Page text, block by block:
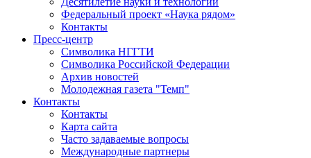
Федеральный проект «Наука рядом»
Контакты
Пресс-центр
Символика НГГТИ
Символика Российской Федерации
Архив новостей
Молодежная газета "Темп"
Контакты
Контакты
Карта сайта
Часто задаваемые вопросы
Международные партнеры